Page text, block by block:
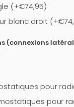
(+€74,95)
blanc droit
(connexions
pour
pour